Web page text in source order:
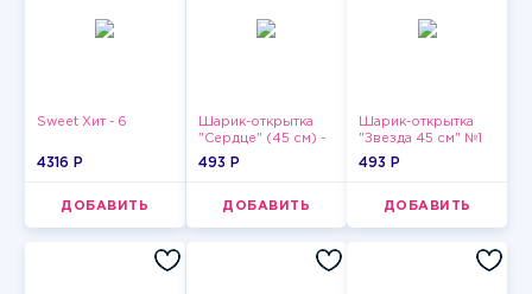
Sweet Хит - 6
4316 P
ДОБАВИТЬ
Шарик-открытка
"Сердце" (45 см) -
2
493 P
ДОБАВИТЬ
Шарик-открытка
"Звезда 45 см" №1
493 P
ДОБАВИТЬ